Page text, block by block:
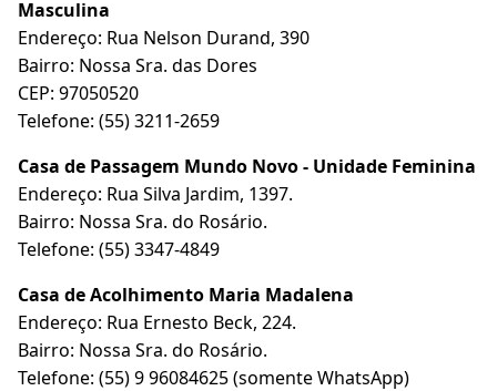
Masculina
Endereço: Rua Nelson Durand, 390
Bairro: Nossa Sra. das Dores
CEP: 97050520
Telefone: (55) 3211-2659
Casa de Passagem Mundo Novo - Unidade Feminina
Endereço: Rua Silva Jardim, 1397.
Bairro: Nossa Sra. do Rosário.
Telefone: (55) 3347-4849
Casa de Acolhimento Maria Madalena
Endereço: Rua Ernesto Beck, 224.
Bairro: Nossa Sra. do Rosário.
Telefone: (55) 9 96084625 (somente WhatsApp)